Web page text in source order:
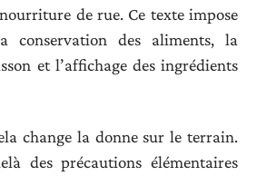
de rue. Ce texte impose
conservation des aliments, la
et l’affichage des ingrédients
change la donne sur le terrain.
des précautions élémentaires